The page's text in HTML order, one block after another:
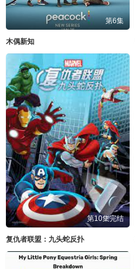
第6集
木偶新知
第10集完结
复仇者联盟：九头蛇反扑